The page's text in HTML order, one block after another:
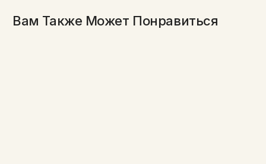
Продлевает Их
Вам Также Может Понравиться